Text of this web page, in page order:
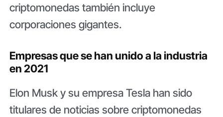
criptomonedas también incluye
corporaciones gigantes.
Empresas que se han unido a la industria
en 2021
Elon Musk y su empresa Tesla han sido
titulares de noticias sobre criptomonedas